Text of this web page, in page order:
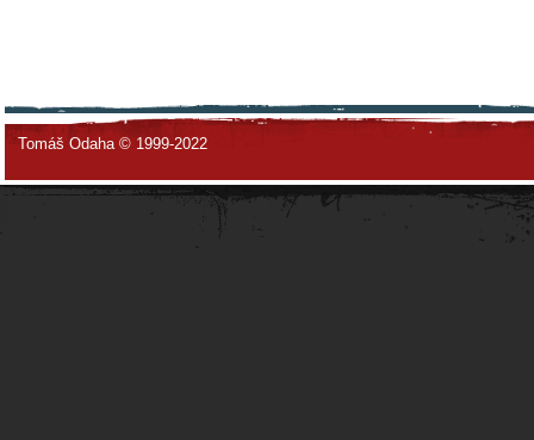
Tomáš Odaha © 1999-2022